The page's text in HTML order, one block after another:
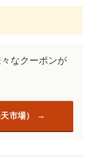
なクーポンが
市場）